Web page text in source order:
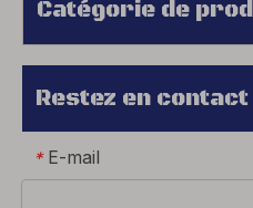
Catégorie de
Restez en
* E-mail